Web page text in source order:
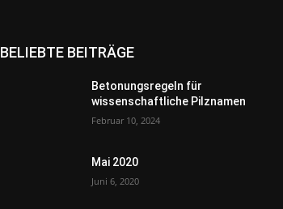
BELIEBTE BEITRÄGE
Betonungsregeln für
wissenschaftliche Pilznamen
Februar 10, 2024
Mai 2020
Juni 6, 2020